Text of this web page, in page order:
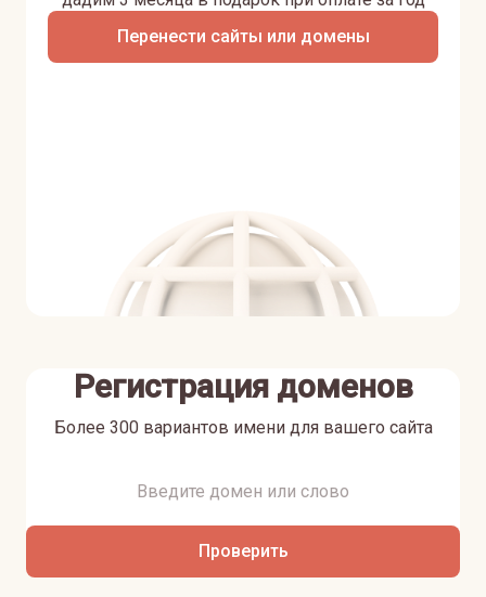
Перенести сайты или домены
Регистрация доменов
Более 300 вариантов имени для вашего сайта
Проверить